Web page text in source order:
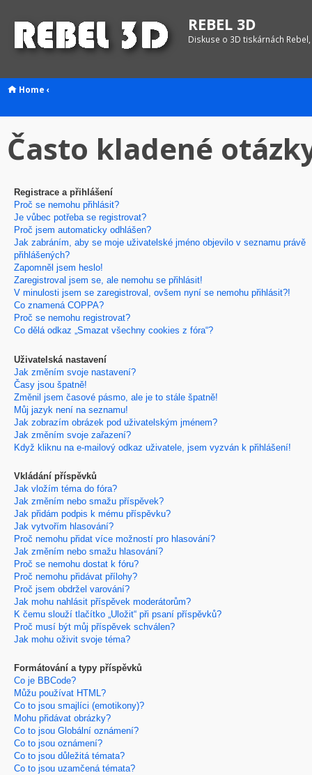
REBEL 3D
Diskuse o 3D tiskárnách
Home ‹
Často kladené
Registrace a přihlášení
Proč se nemohu přihlásit?
Je vůbec potřeba se registrovat?
Proč jsem automaticky odhlášen?
Jak zabráním, aby se moje uživatelské jméno objevilo v seznamu právě
přihlášených?
Zapomněl jsem heslo!
Zaregistroval jsem se, ale nemohu se přihlásit!
V minulosti jsem se zaregistroval, ovšem nyní se nemohu přihlásit?!
Co znamená COPPA?
Proč se nemohu registrovat?
Co dělá odkaz „Smazat všechny cookies z fóra“?
Uživatelská nastavení
Jak změním svoje nastavení?
Časy jsou špatně!
Změnil jsem časové pásmo, ale je to stále špatně!
Můj jazyk není na seznamu!
Jak zobrazím obrázek pod uživatelským jménem?
Jak změním svoje zařazení?
Když kliknu na e-mailový odkaz uživatele, jsem vyzván k přihlášení!
Vkládání příspěvků
Jak vložím téma do fóra?
Jak změním nebo smažu příspěvek?
Jak přidám podpis k mému příspěvku?
Jak vytvořím hlasování?
Proč nemohu přidat více možností pro hlasování?
Jak změním nebo smažu hlasování?
Proč se nemohu dostat k fóru?
Proč nemohu přidávat přílohy?
Proč jsem obdržel varování?
Jak mohu nahlásit příspěvek moderátorům?
K čemu slouží tlačítko „Uložit“ při psaní příspěvků?
Proč musí být můj příspěvek schválen?
Jak mohu oživit svoje téma?
Formátování a typy příspěvků
Co je BBCode?
Můžu používat HTML?
Co to jsou smajlíci (emotikony)?
Mohu přidávat obrázky?
Co to jsou Globální oznámení?
Co to jsou oznámení?
Co to jsou důležitá témata?
Co to jsou uzamčená témata?